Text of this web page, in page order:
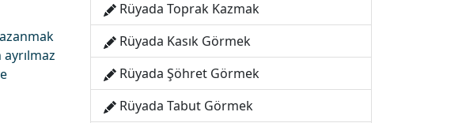
Rüyada Toprak Kazmak
Rüyada Kasık Görmek
Rüyada Şöhret Görmek
Rüyada Tabut Görmek